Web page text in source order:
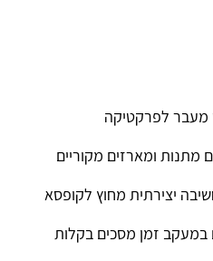
מעבר לפרקטיקה
מתנות ומארזים מקוריים
במעקב זמן מסכים בקלות